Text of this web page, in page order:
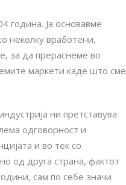
година. Ја основавме
неколку вработени,
за да прераснеме во
маркети каде што сме
ни претставува
одговорност и
и во тек со
од друга страна, фактот
сам по себе значи